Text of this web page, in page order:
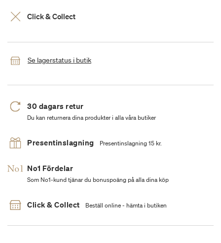
Click & Collect
Se lagerstatus i butik
30 dagars retur
Du kan returnera dina produkter i alla våra butiker
Presentinslagning Presentinslagning 15 kr.
No1 Fördelar
Som No1-kund tjänar du bonuspoäng på alla dina köp
Click & Collect Beställ online - hämta i butiken